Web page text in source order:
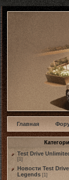
w
Главная
Test Drive
[1]
Новости Test
Legends [1]